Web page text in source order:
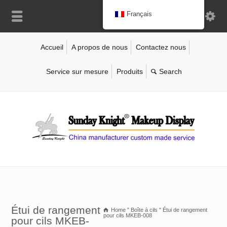
Accueil A propos de nous Contactez nous
Service sur mesure Produits
Étui de rangement
pour cils MKEB-
Home " Boîte à cils " Étui de rangement
pour cils MKEB-008
Français